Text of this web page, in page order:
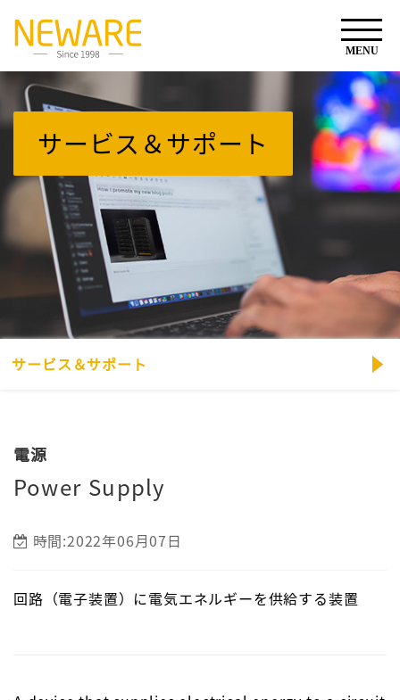
サービス＆サポート
サービス＆サポート
電源
Power Supply
時間:2022年06月07日
回路（電子装置）に電気エネルギーを供給する装置